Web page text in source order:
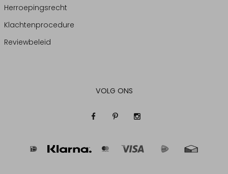
Herroepingsrecht
Klachtenprocedure
Reviewbeleid
VOLG ONS